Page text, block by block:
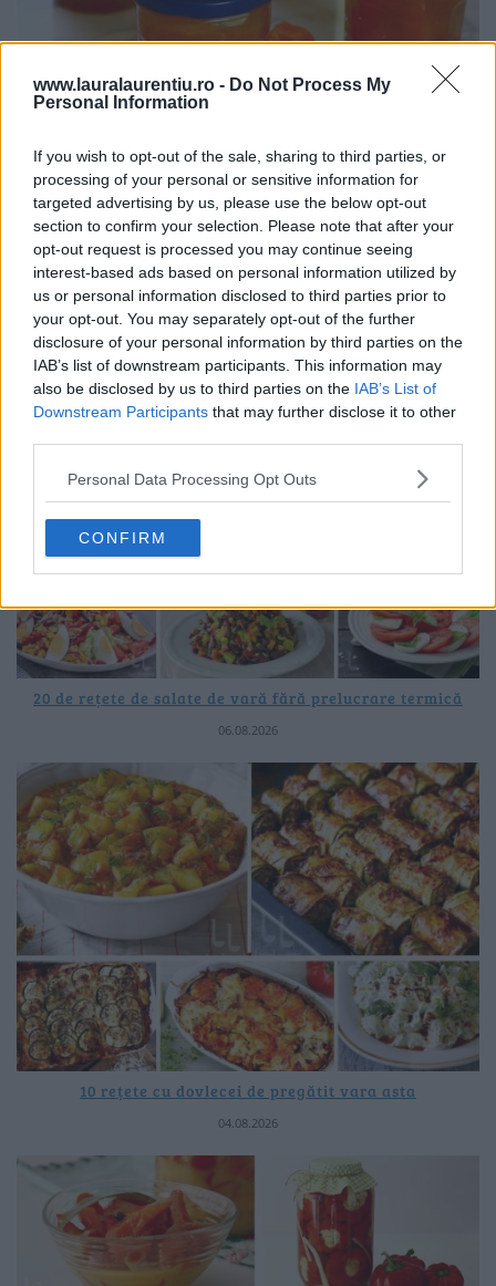
www.lauralaurentiu.ro - Do Not Process My
Personal Information
If you wish to opt-out of the sale, sharing to third parties, or
processing of your personal or sensitive information for
targeted advertising by us, please use the below opt-out
section to confirm your selection. Please note that after your
opt-out request is processed you may continue seeing
interest-based ads based on personal information utilized by
us or personal information disclosed to third parties prior to
your opt-out. You may separately opt-out of the further
disclosure of your personal information by third parties on the
IAB’s list of downstream participants. This information may
also be disclosed by us to third parties on the IAB’s List of
Downstream Participants that may further disclose it to other
Personal Data Processing Opt Outs
CONFIRM
Dulceață de caise întregi rețetă veche de 80 de ani – video
și text
20.07.2026
ULTIMELE ȘTIRI
20 de rețete de salate de vară fără prelucrare termică
06.08.2026
10 rețete cu dovlecei de pregătit vara asta
04.08.2026